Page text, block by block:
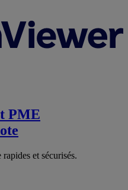
PME
et sécurisés.